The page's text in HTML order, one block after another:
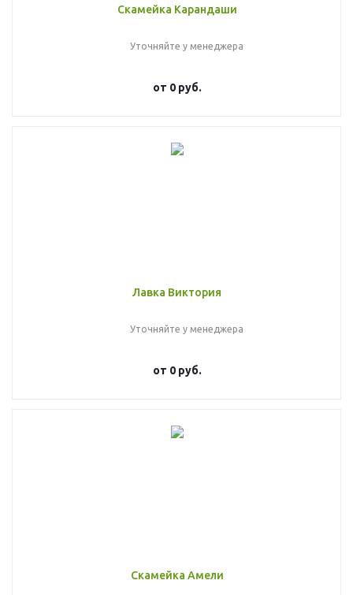
Скамейка Карандаши
Уточняйте у менеджера
от 0 руб.
Лавка Виктория
Уточняйте у менеджера
от 0 руб.
Скамейка Амели